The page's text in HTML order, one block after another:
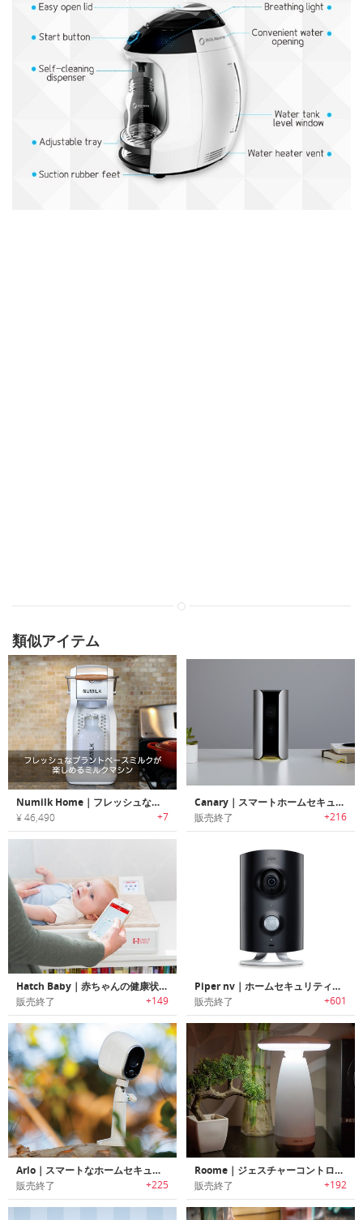
類似アイテム
Numilk Home｜フレッシュなプラントベースミルクが楽しめるミルクマシン「ニューミルクホーム」
¥ 46,490 +7
Canary｜スマートホームセキュリティデバイス
販売終了 +216
Hatch Baby｜赤ちゃんの健康状態を自動で記録するWiFi スケール内蔵のおむつ替えパッド「ハッチベイビー」
販売終了 +149
Piper nv｜ホームセキュリティと自動化
販売終了 +601
Arlo｜スマートなホームセキュリティーカメラ
販売終了 +225
Roome｜ジェスチャーコントロール対応スマートライト「ルーム」
販売終了 +192